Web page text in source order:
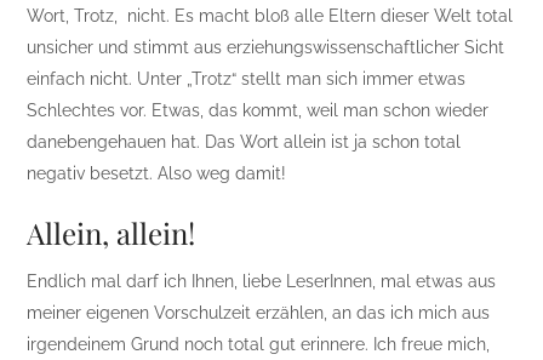
Wort, Trotz, nicht. Es macht bloß alle Eltern dieser Welt total
unsicher und stimmt aus erziehungswissenschaftlicher Sicht
einfach nicht. Unter „Trotz“ stellt man sich immer etwas
Schlechtes vor. Etwas, das kommt, weil man schon wieder
danebengehauen hat. Das Wort allein ist ja schon total
negativ besetzt. Also weg damit!
Allein, allein!
Endlich mal darf ich Ihnen, liebe LeserInnen, mal etwas aus
meiner eigenen Vorschulzeit erzählen, an das ich mich aus
irgendeinem Grund noch total gut erinnere. Ich freue mich,